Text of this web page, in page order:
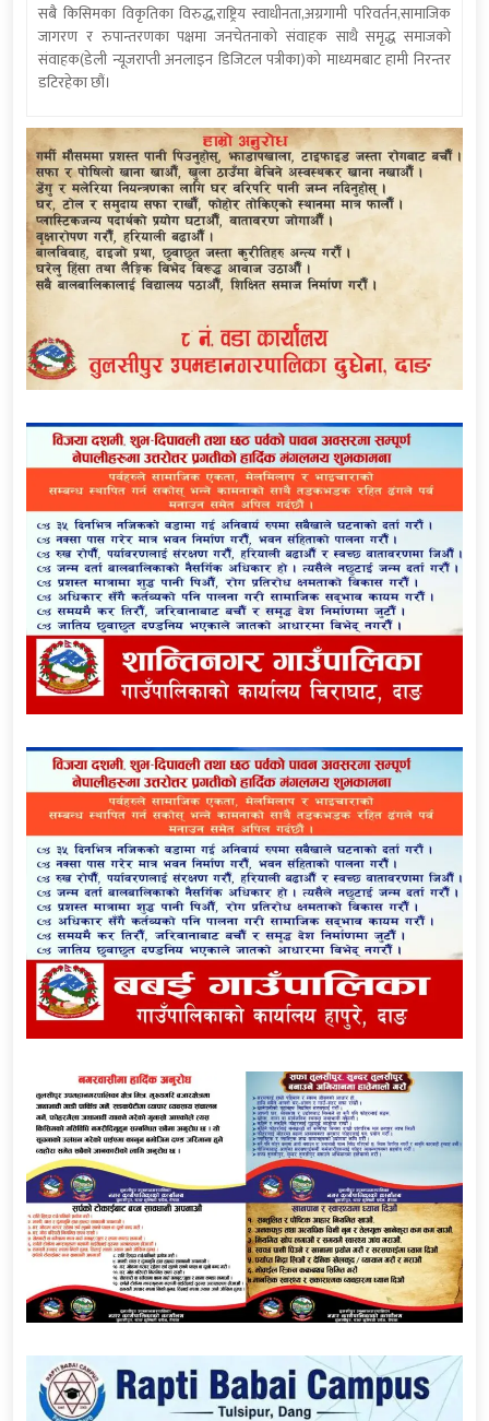
सबै किसिमका विकृतिका विरुद्ध,राष्ट्रिय स्वाधीनता,अग्रगामी परिवर्तन,सामाजिक
जागरण र रुपान्तरणका पक्षमा जनचेतनाको संवाहक साथै समृद्ध समाजको
संवाहक(डेली न्यूजराप्ती अनलाइन डिजिटल पत्रीका)को माध्यमबाट हामी निरन्तर
डटिरहेका छौं।